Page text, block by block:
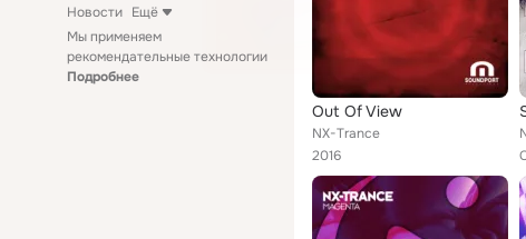
Новости Ещё
Мы применяем
рекомендательные технологии
Подробнее
Out Of View
NX-Trance
2016